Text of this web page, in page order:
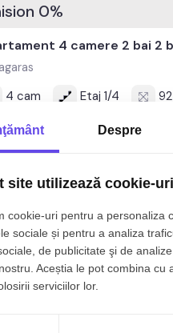
0%
4 camere 2 bai 2
4 cam Etaj 1/4
4 camere 120
Despre
site utilizează cookie-uri
cookie-uri pentru a personaliza
sociale și pentru a analiza
de publicitate şi de
Aceștia le pot combina
serviciilor lor.